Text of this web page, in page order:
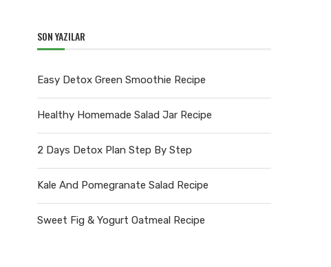
SON YAZILAR
Easy Detox Green Smoothie Recipe
Healthy Homemade Salad Jar Recipe
2 Days Detox Plan Step By Step
Kale And Pomegranate Salad Recipe
Sweet Fig & Yogurt Oatmeal Recipe